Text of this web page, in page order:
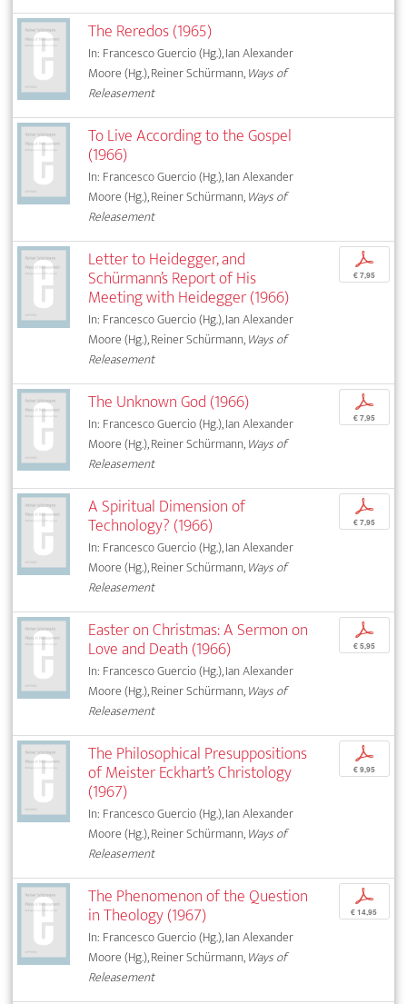
The Reredos (1965)
In: Francesco Guercio (Hg.), Ian Alexander
Moore (Hg.), Reiner Schürmann,Ways of
Releasement
To Live According to the Gospel
(1966)
In: Francesco Guercio (Hg.), Ian Alexander
Moore (Hg.), Reiner Schürmann,Ways of
Releasement
Letter to Heidegger, and
Schürmann’s Report of His
Meeting with Heidegger (1966)
In: Francesco Guercio (Hg.), Ian Alexander
Moore (Hg.), Reiner Schürmann,Ways of
Releasement
p
€ 7,95
The Unknown God (1966)
In: Francesco Guercio (Hg.), Ian Alexander
Moore (Hg.), Reiner Schürmann,Ways of
Releasement
p
€ 7,95
A Spiritual Dimension of
Technology? (1966)
In: Francesco Guercio (Hg.), Ian Alexander
Moore (Hg.), Reiner Schürmann,Ways of
Releasement
p
€ 7,95
Easter on Christmas: A Sermon on
Love and Death (1966)
In: Francesco Guercio (Hg.), Ian Alexander
Moore (Hg.), Reiner Schürmann,Ways of
Releasement
p
€ 5,95
The Philosophical Presuppositions
of Meister Eckhart’s Christology
(1967)
In: Francesco Guercio (Hg.), Ian Alexander
Moore (Hg.), Reiner Schürmann,Ways of
Releasement
p
€ 9,95
The Phenomenon of the Question
in Theology (1967)
In: Francesco Guercio (Hg.), Ian Alexander
Moore (Hg.), Reiner Schürmann,Ways of
Releasement
p
€ 14,95